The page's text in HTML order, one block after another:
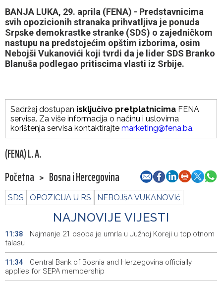
BANJA LUKA, 29. aprila (FENA) - Predstavnicima
svih opozicionih stranaka prihvatljiva je ponuda
Srpske demokrastke stranke (SDS) o zajedničkom
nastupu na predstojećim opštim izborima, osim
Nebojši Vukanovići koji tvrdi da je lider SDS Branko
Blanuša podlegao pritiscima vlasti iz Srbije.
Sadržaj dostupan isključivo pretplatnicima FENA
servisa. Za više informacija o načinu i uslovima
korištenja servisa kontaktirajte marketing@fena.ba.
(FENA) L. A.
Početna > Bosna i Hercegovina
SDS OPOZICIJA U RS NEBOJšA VUKANOVIć
NAJNOVIJE VIJESTI
11:38
Najmanje 21 osoba je umrla u Južnoj Koreji u toplotnom
talasu
11:34
Central Bank of Bosnia and Herzegovina officially
applies for SEPA membership